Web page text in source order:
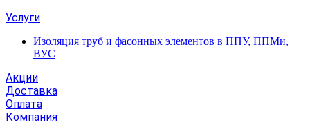
Услуги
Изоляция труб и фасонных элементов в ППУ, ППМи,
ВУС
Акции
Доставка
Оплата
Компания